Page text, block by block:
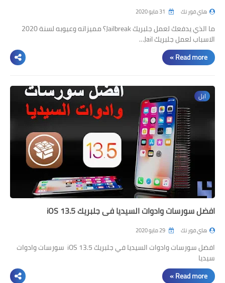
هاي فور تك
ما الذي يدفعك لعمل جلبريك Jailbreak؟ مميزاته وعيوبه لسنة 2020
الاسباب لعمل جلبريك Jail…
Read more »
ابل
افضل سورسات وادوات السيديا في جلبريك iOS 13.5
هاي فور تك
افضل سورسات وادوات السيديا في جلبريك iOS 13.5 سورسات وادوات
سيديا
Read more »